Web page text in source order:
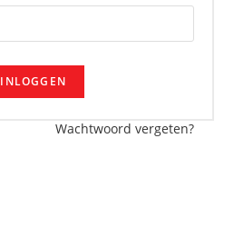
INLOGGEN
Wachtwoord vergeten?